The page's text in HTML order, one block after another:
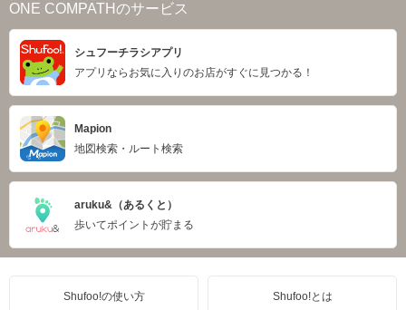
ONE COMPATHのサービス
シュフーチラシアプリ
アプリならお気に入りのお店がすぐに見つかる！
Mapion
地図検索・ルート検索
aruku&（あるくと）
歩いてポイントが貯まる
Shufoo!の使い方 Shufoo!とは